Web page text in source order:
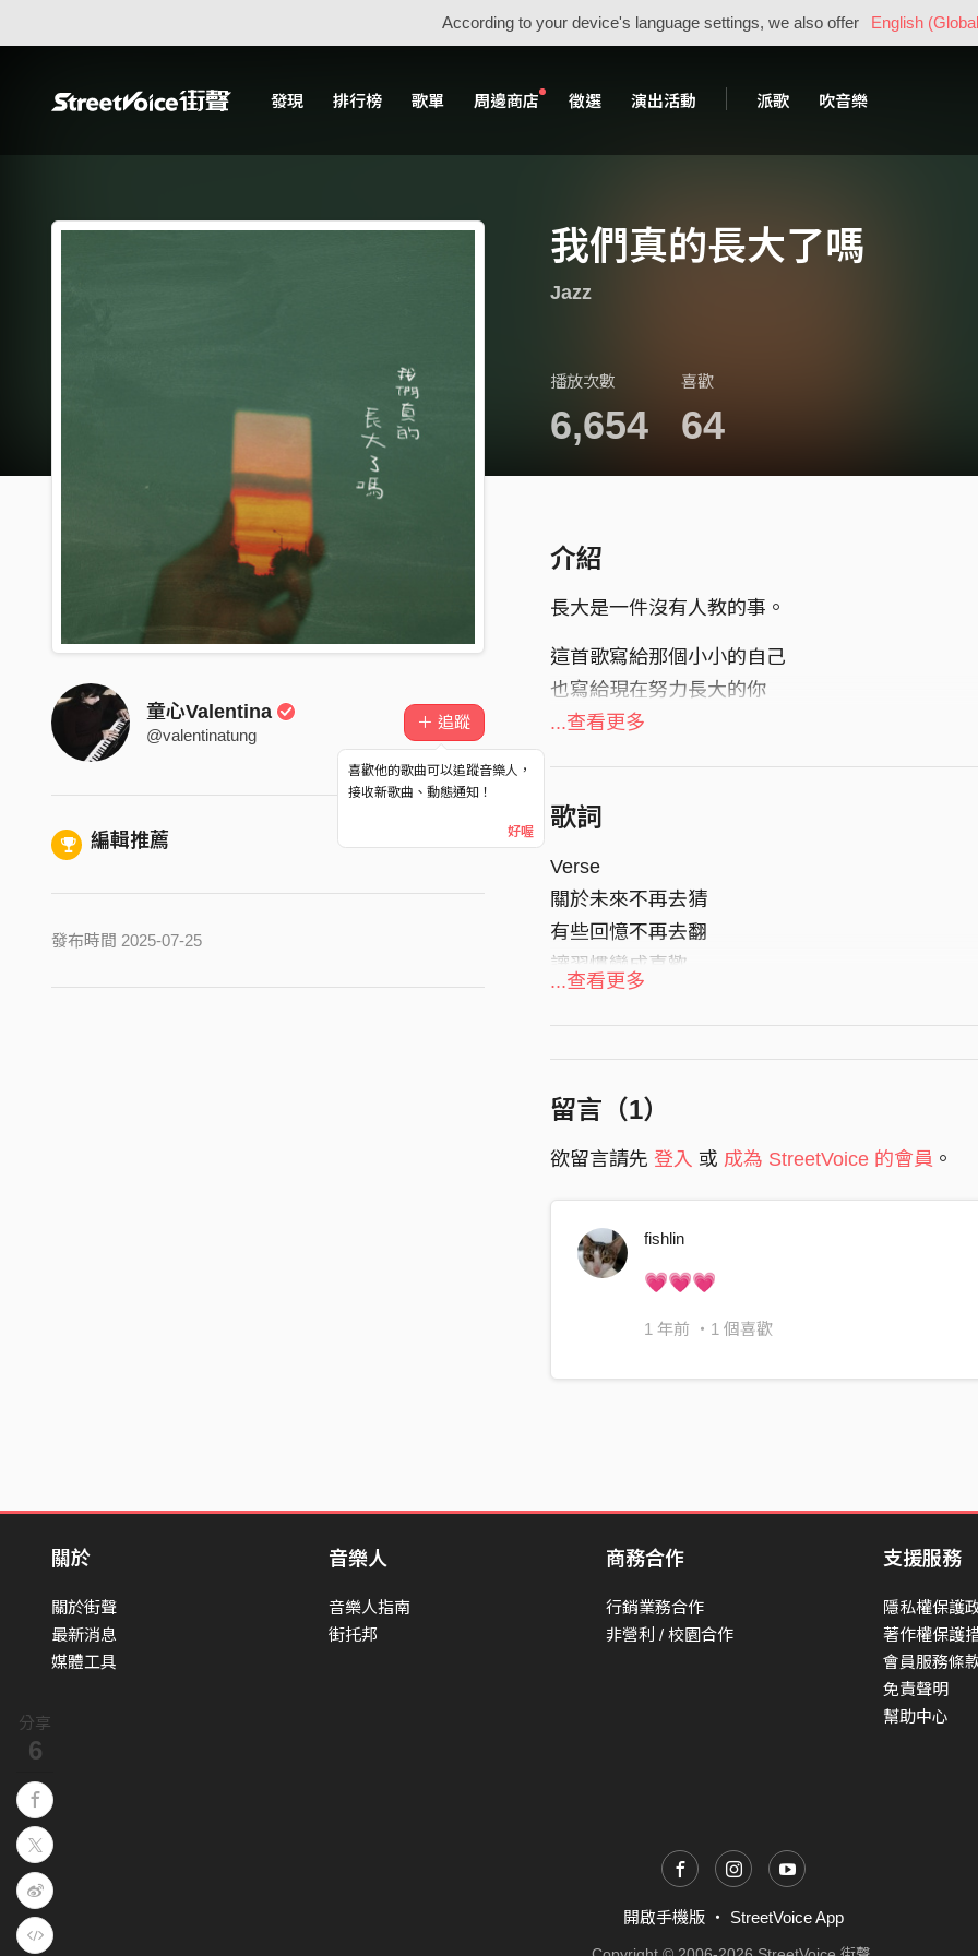
According to your device's language settings, we also offer English
發現 排行榜 歌單 周邊商店 徵選 演出活動 派歌 吹音樂
分享
6
我們真的長大了嗎
Jazz
播放次數
6,654
喜歡
64
童心Valentina
@valentinatung
＋ 追蹤
喜歡他的歌曲可以追蹤音樂人，
接收新歌曲、動態通知！
好喔
編輯推薦
發布時間 2025-07-25
介紹
長大是一件沒有人教的事。
這首歌寫給那個小小的自己
也寫給現在努力長大的你
如果你偶爾懷疑自己是不是「真的」長大了
那也許你比自己想得，更勇敢。
詞｜童心Valentina
演唱 Vocal｜童心Valentina
製作人 Producer｜童心Valentina
編曲 Arranger｜童心Valentina
混音工程師 Mixing Engineer｜童心Valentina
...查看更多
歌詞
Verse
關於未來不再去猜
有些回憶不再去翻
讓習慣變成喜歡
怎麼有時候還是覺得好孤單
笑著說沒什麼願望
其實是 不敢去想
我們真的長大了嗎
還敢不敢 不計代價
就算受傷 也不假裝
這樣傻傻的 多麼勇敢啊
Verse
記不記得年少的傻
太多太多牽掛
...查看更多
留言（1）
欲留言請先 登入 或 成為 StreetVoice 的會員 。
fishlin
💗💗💗
1 年前 ・1 個喜歡
關於
關於街聲
最新消息
媒體工具
音樂人
音樂人指南
街托邦
商務合作
行銷業務合作
非營利 / 校園合作
支援服務
隱私權保護
著作權保護
會員服務條
免責聲明
幫助中心
開啟手機版 ・ StreetVoice App